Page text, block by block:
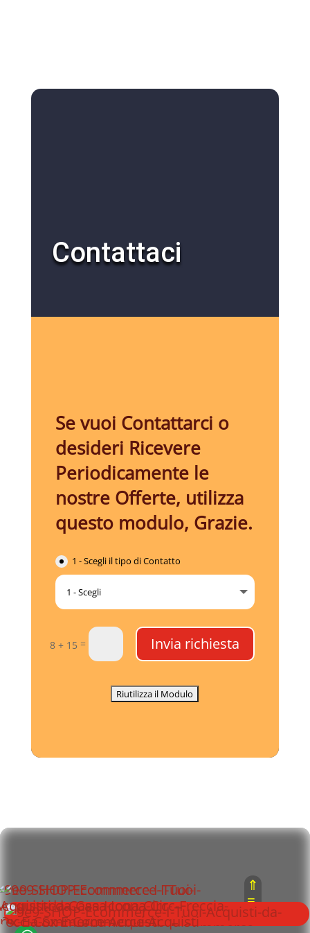
Contattaci
Se vuoi Contattarci o
desideri Ricevere
Periodicamente le
nostre Offerte, utilizza
questo modulo, Grazie.
1 - Scegli il tipo di Contatto
8 + 15 = Invia richiesta
⇑
≡
⇓